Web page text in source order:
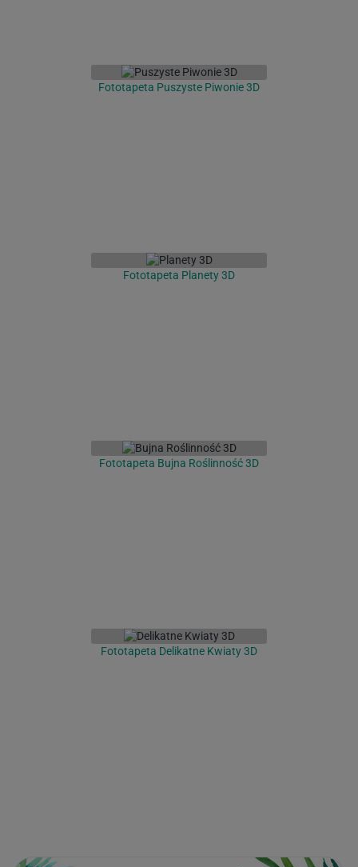
Fototapeta Puszyste Piwonie 3D
Fototapeta Planety 3D
Fototapeta Bujna Roślinność 3D
Fototapeta Delikatne Kwiaty 3D